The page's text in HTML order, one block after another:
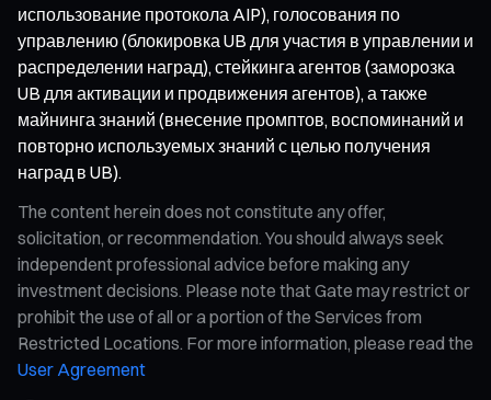
использование протокола AIP), голосования по
управлению (блокировка UB для участия в управлении и
распределении наград), стейкинга агентов (заморозка
UB для активации и продвижения агентов), а также
майнинга знаний (внесение промптов, воспоминаний и
повторно используемых знаний с целью получения
наград в UB).
The content herein does not constitute any offer,
solicitation, or recommendation. You should always seek
independent professional advice before making any
investment decisions. Please note that Gate may restrict or
prohibit the use of all or a portion of the Services from
Restricted Locations. For more information, please read the
User Agreement